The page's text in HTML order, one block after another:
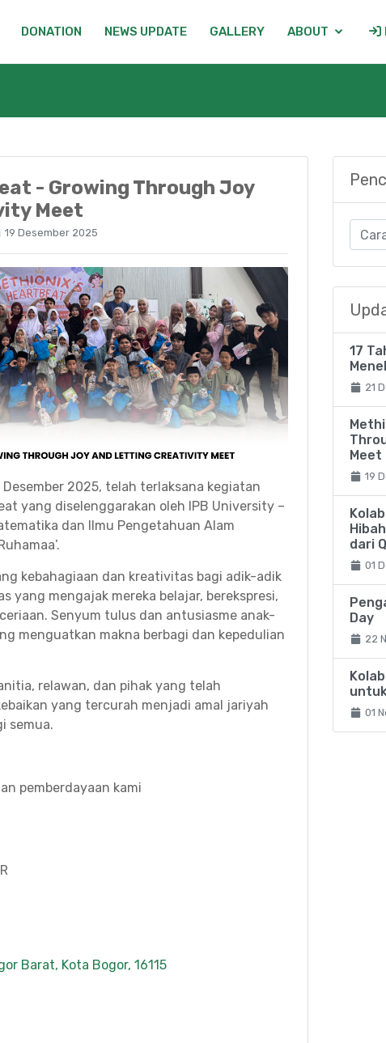
DONATION NEWS UPDATE GALLERY ABOUT
- Growing Through Joy
Meet
19 Desember 2025
2025, telah terlaksana kegiatan
yang diselenggarakan oleh IPB University –
dan Ilmu Pengetahuan Alam
kebahagiaan dan kreativitas bagi adik-adik
yang mengajak mereka belajar, berekspresi,
Senyum tulus dan antusiasme anak-
menguatkan makna berbagi dan kepedulian
relawan, dan pihak yang telah
yang tercurah menjadi amal jariyah
semua.
pemberdayaan kami
Barat, Kota Bogor, 16115
17
21
Meet
19
dari
01
Day
22
01